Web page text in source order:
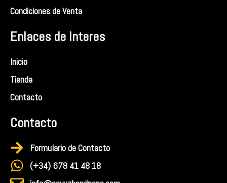
Condiciones de Venta
Enlaces de Interes
Inicio
Tienda
Contacto
Contacto
Formulario de Contacto
(+34) 678 41 48 18